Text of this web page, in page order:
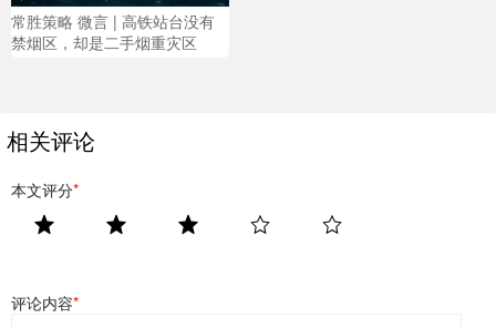
常胜策略 微言 | 高铁站台没有
禁烟区，却是二手烟重灾区
相关评论
本文评分*
评论内容*